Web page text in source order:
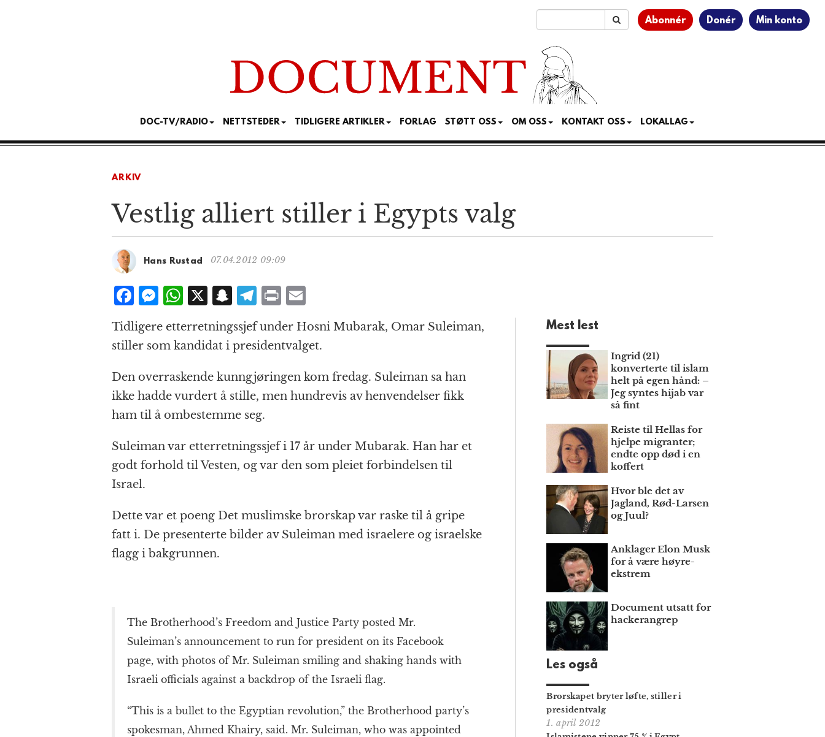
Abonnér Donér Min konto
DOC-TV/RADIO NETTSTEDER TIDLIGERE ARTIKLER FORLAG STØTT OSS OM OSS KONTAKT OSS LOKALLAG
ARKIV
Vestlig alliert stiller i Egypts valg
Hans Rustad 07.04.2012 09:09
F
a
c
e
b
o
o
M
ss
e
n
g
e
W
at
s
A
p
p
X S
n
a
p
c
h
at
T
el
e
g
r
a
m
P
ri
n
t
m
ai
l
Tidligere etterretningssjef under Hosni Mubarak, Omar Suleiman,
stiller som kandidat i presidentvalget.
Den overraskende kunngjøringen kom fredag. Suleiman sa han
ikke hadde vurdert å stille, men hundrevis av henvendelser fikk
ham til å ombestemme seg.
Suleiman var etterretningssjef i 17 år under Mubarak. Han har et
godt forhold til Vesten, og var den som pleiet forbindelsen til
Israel.
Dette var et poeng Det muslimske brorskap var raske til å gripe
fatt i. De presenterte bilder av Suleiman med israelere og israelske
flagg i bakgrunnen.
The Brotherhood’s Freedom and Justice Party posted Mr.
Suleiman’s announcement to run for president on its Facebook
page, with photos of Mr. Suleiman smiling and shaking hands with
Israeli officials against a backdrop of the Israeli flag.
“This is a bullet to the Egyptian revolution,” the Brotherhood party’s
spokesman, Ahmed Khairy, said. Mr. Suleiman, who was appointed
Mest lest
Ingrid (21)
konverterte til islam
helt på egen hånd: –
Jeg syntes hijab var
så fint
Reiste til Hellas for
hjelpe migranter;
endte opp død i en
koffert
Hvor ble det av
Jagland, Rød-Larsen
og Juul?
Anklager Elon Musk
for å være høyre­
ekstrem
Document utsatt for
hackerangrep
Les også
Brorskapet bryter løfte, stiller i
presidentvalg
1. april 2012